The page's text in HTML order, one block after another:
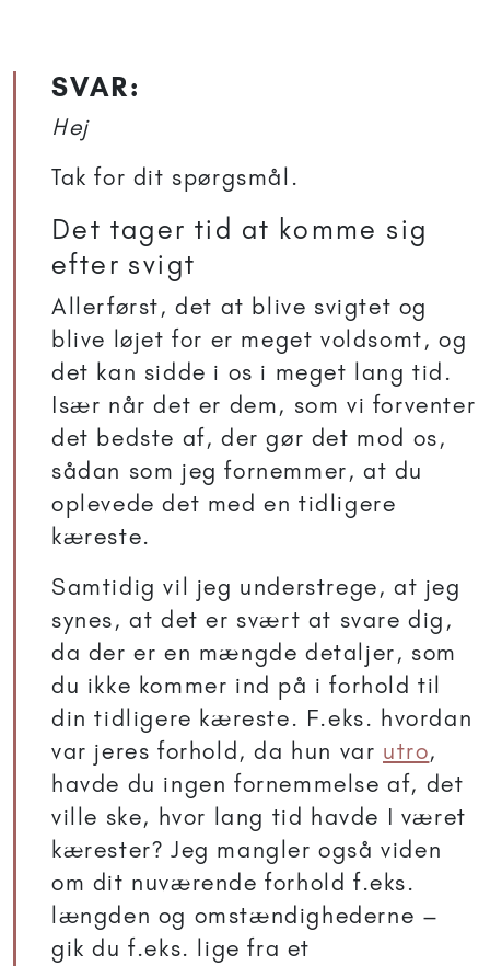
SVAR:
Hej
Tak for dit spørgsmål.
Det tager tid at komme sig
efter svigt
Allerførst, det at blive svigtet og
blive løjet for er meget voldsomt, og
det kan sidde i os i meget lang tid.
Især når det er dem, som vi forventer
det bedste af, der gør det mod os,
sådan som jeg fornemmer, at du
oplevede det med en tidligere
kæreste.
Samtidig vil jeg understrege, at jeg
synes, at det er svært at svare dig,
da der er en mængde detaljer, som
du ikke kommer ind på i forhold til
din tidligere kæreste. F.eks. hvordan
var jeres forhold, da hun var utro,
havde du ingen fornemmelse af, det
ville ske, hvor lang tid havde I været
kærester? Jeg mangler også viden
om dit nuværende forhold f.eks.
længden og omstændighederne –
gik du f.eks. lige fra et